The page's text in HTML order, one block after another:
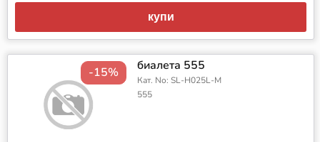
купи
-15% биалета 555
Кат. No: SL-H025L-M
555